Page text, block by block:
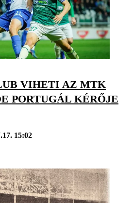
VIHETI AZ MTK
PORTUGÁL KÉRŐJE
15:02